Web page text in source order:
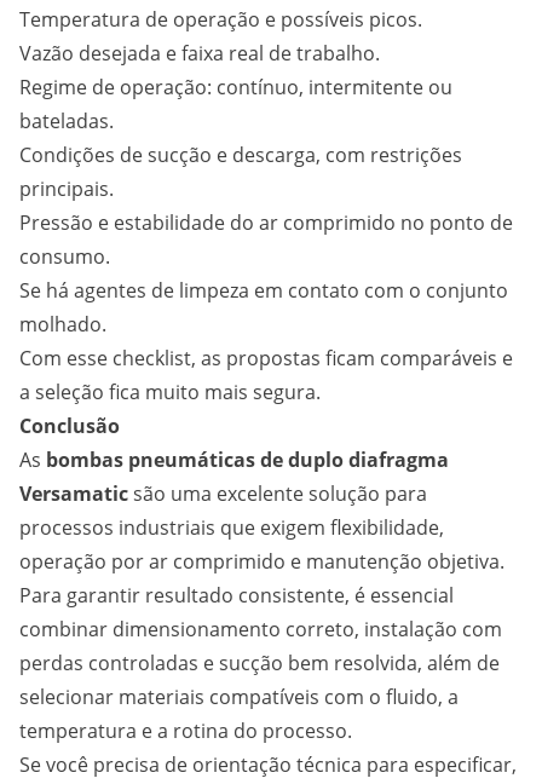
Temperatura de operação e possíveis picos.
Vazão desejada e faixa real de trabalho.
Regime de operação: contínuo, intermitente ou
bateladas.
Condições de sucção e descarga, com restrições
principais.
Pressão e estabilidade do ar comprimido no ponto de
consumo.
Se há agentes de limpeza em contato com o conjunto
molhado.
Com esse checklist, as propostas ficam comparáveis e
a seleção fica muito mais segura.
Conclusão
As bombas pneumáticas de duplo diafragma
Versamaticsão uma excelente solução para
processos industriais que exigem flexibilidade,
operação por ar comprimido e manutenção objetiva.
Para garantir resultado consistente, é essencial
combinar dimensionamento correto, instalação com
perdas controladas e sucção bem resolvida, além de
selecionar materiais compatíveis com o fluido, a
temperatura e a rotina do processo.
Se você precisa de orientação técnica para especificar,